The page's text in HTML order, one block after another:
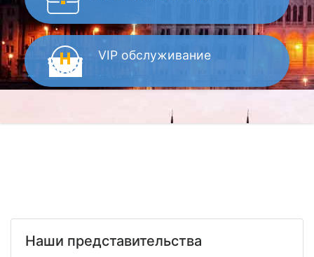
VIP обслуживание
Наши представительства